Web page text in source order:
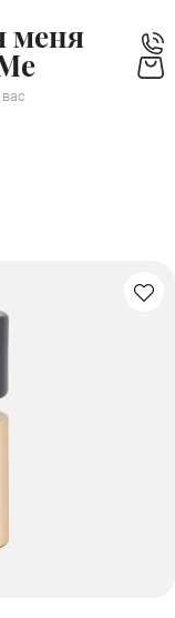
меня